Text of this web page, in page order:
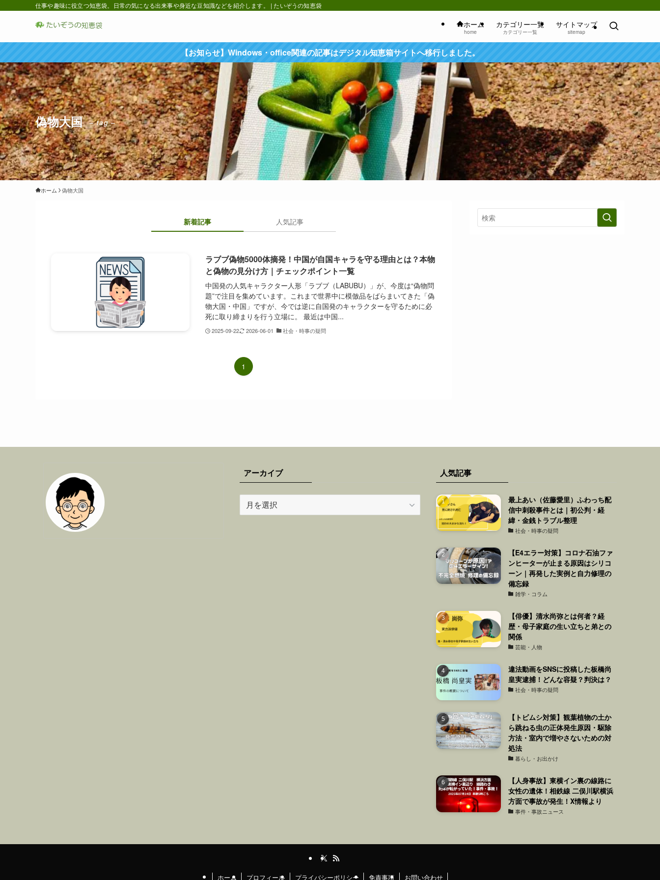
仕事や趣味に役立つ知恵袋。日常の気になる出来事や身近な豆知識などを紹介します。 | たいぞうの知恵袋
ホーム
home
カテゴリー一覧
カテゴリー一覧
サイトマップ
sitemap
【お知らせ】Windows・office関連の記事はデジタル知恵箱サイトへ移行しました。
偽物大国 – tag –
ホーム 偽物大国
新着記事 人気記事
ラブブ偽物5000体摘発！中国が自国キャラを守る理由とは？本物
と偽物の見分け方｜チェックポイント一覧
中国発の人気キャラクター人形「ラブブ（LABUBU）」が、今度は“偽物問
題”で注目を集めています。これまで世界中に模倣品をばらまいてきた「偽
物大国・中国」ですが、今では逆に自国発のキャラクターを守るために必
死に取り締まりを行う立場に。 最近は中国...
2025-09-22 2026-06-01 社会・時事の疑問
1
アーカイブ
ー
人気記事
最上あい（佐藤愛里）ふわっち配
信中刺殺事件とは｜初公判・経
緯・金銭トラブル整理
社会・時事の疑問
【E4エラー対策】コロナ石油ファ
ンヒーターが止まる原因はシリコ
ーン｜再発した実例と自力修理の
備忘録
雑学・コラム
【俳優】清水尚弥とは何者？経
歴・母子家庭の生い立ちと弟との
関係
芸能・人物
違法動画をSNSに投稿した板橋尚
皇実逮捕！どんな容疑？判決は？
社会・時事の疑問
【トビムシ対策】観葉植物の土か
ら跳ねる虫の正体発生原因・駆除
方法・室内で増やさないための対
処法
暮らし・お出かけ
【人身事故】東横イン裏の線路に
女性の遺体！相鉄線 二俣川駅横浜
方面で事故が発生！X情報より
事件・事故ニュース
ホーム プロフィール プライバシーポリシー 免責事項 お問い合わせ